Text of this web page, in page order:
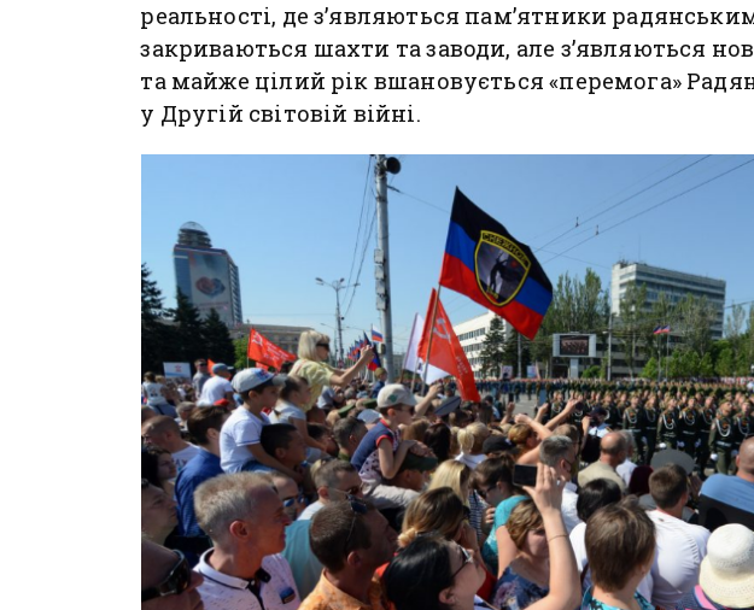
реальності, де з’являються пам’ятники
закриваються шахти та заводи, але з’являються
та майже цілий рік вшановується «перемога»
у Другій світовій війні.